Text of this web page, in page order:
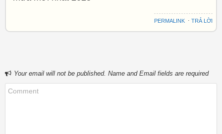
PERMALINK ⋅TRẢ LỜI
Your email will not be published. Name and Email fields are required